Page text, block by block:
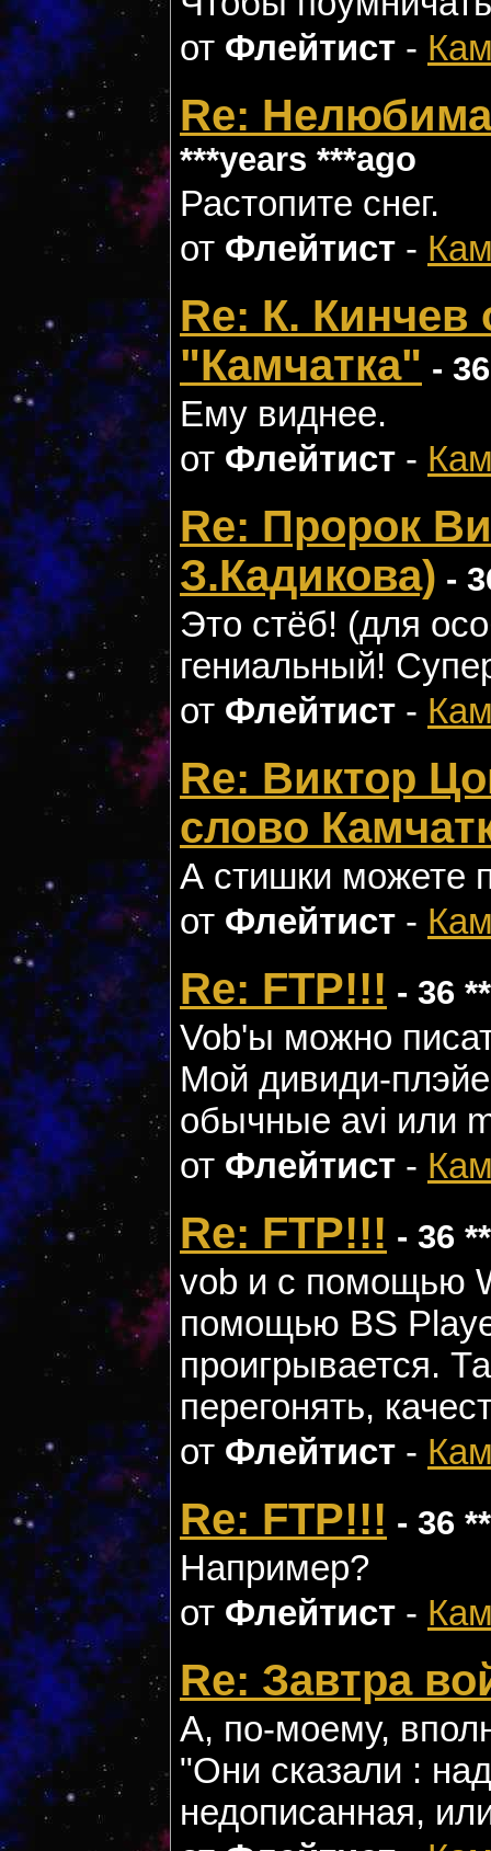
от Флейтист -
Re:
***years ***ago
Растопите снег.
от Флейтист -
Re: К. Кинчев
"Камчатка" -
Ему виднее.
от Флейтист -
Re: Пророк
З.Кадикова) -
Это стёб! (для
гениальный!
от Флейтист -
Re: Виктор
слово
А стишки можете
от Флейтист -
Re: FTP!!! - 36
Vob'ы можно
Мой дивиди-
обычные avi или
от Флейтист -
Re: FTP!!! - 36
vob и с помощью
помощью BS
проигрывается.
перегонять,
от Флейтист -
Re: FTP!!! - 36
Например?
от Флейтист -
Re: Завтра
А, по-моему,
"Они сказали :
недописанная,